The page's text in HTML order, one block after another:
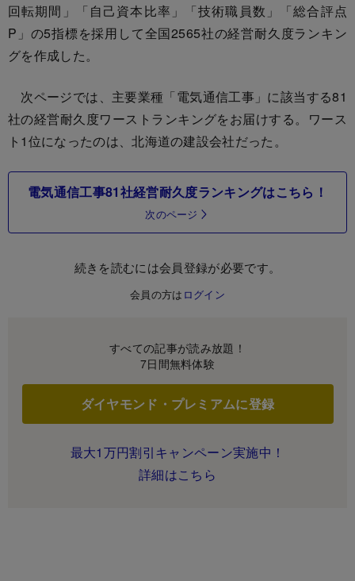
回転期間」「自己資本比率」「技術職員数」「総合評点
P」の5指標を採用して全国2565社の経営耐久度ランキン
グを作成した。
次ページでは、主要業種「電気通信工事」に該当する81
社の経営耐久度ワーストランキングをお届けする。ワース
ト1位になったのは、北海道の建設会社だった。
電気通信工事81社経営耐久度ランキングはこちら！
次のページ
続きを読むには会員登録が必要です。
会員の方は ログイン
すべての記事が読み放題！
7日間無料体験
ダイヤモンド・プレミアムに登録
最大1万円割引キャンペーン実施中！
詳細はこちら